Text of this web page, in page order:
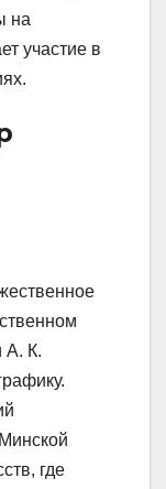
на
участие в
А. К.
где